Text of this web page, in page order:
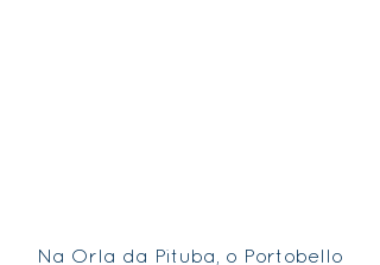
Na Orla da Pituba, o Portobello